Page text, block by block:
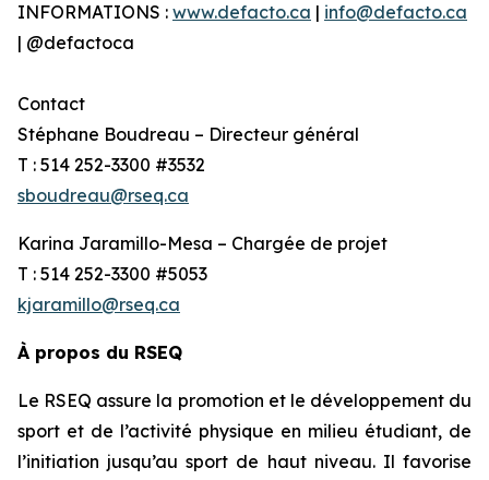
INFORMATIONS : www.defacto.ca | info@defacto.ca
| @defactoca
Contact
Stéphane Boudreau – Directeur général
T : 514 252-3300 #3532
sboudreau@rseq.ca
Karina Jaramillo-Mesa – Chargée de projet
T : 514 252-3300 #5053
kjaramillo@rseq.ca
À propos du RSEQ
Le RSEQ assure la promotion et le développement du
sport et de l’activité physique en milieu étudiant, de
l’initiation jusqu’au sport de haut niveau. Il favorise